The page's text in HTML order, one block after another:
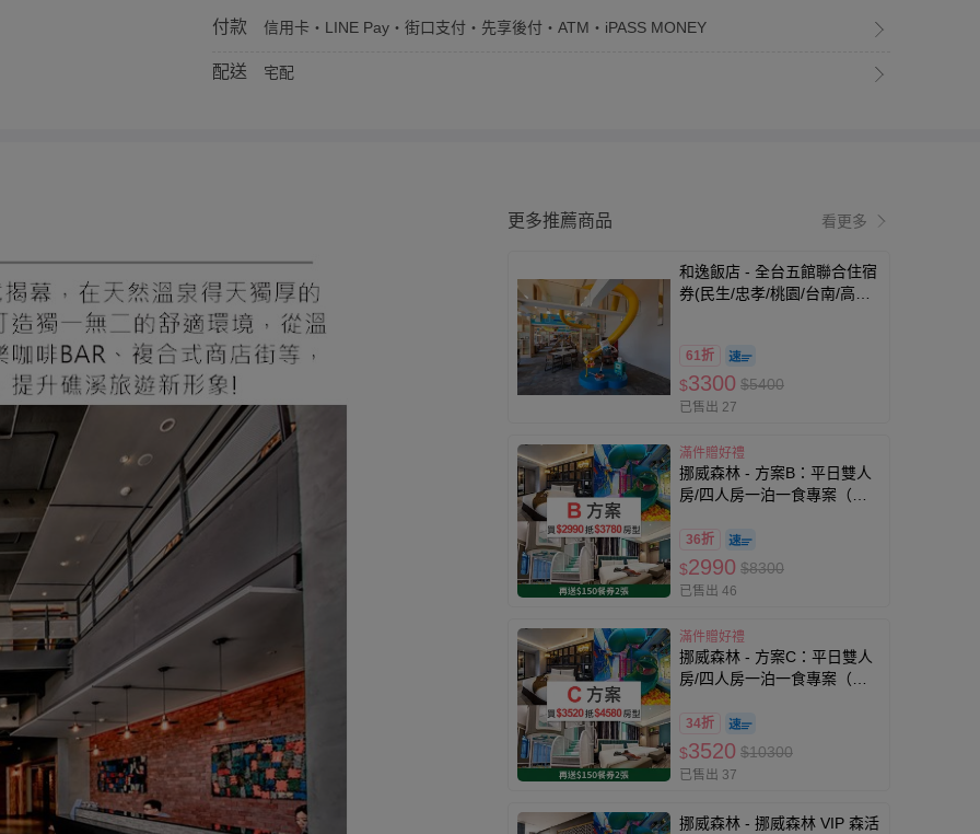
付款 信用卡・LINE Pay・街口支付・先享後付・ATM・iPASS MONEY
配送 宅配
更多推薦商品 看更多
和逸飯店 - 全台五館聯合住宿
券(民生/忠孝/桃園/台南/高
61折
$3300 $5400
已售出 27
滿件贈好禮
挪威森林 - 方案B：平日雙人
房/四人房一泊一食專案（可
（贈兩張『價值$150』餐券,
贈品效期至27/5/20）-無使用
期限
36折
$2990 $8300
已售出 46
滿件贈好禮
挪威森林 - 方案C：平日雙人
房/四人房一泊一食專案（可
（贈兩張『價值$150』餐券,
贈品效期至27/5/20）-無使用
期限
34折
$3520 $10300
已售出 37
挪威森林 - 挪威森林 VIP 森活